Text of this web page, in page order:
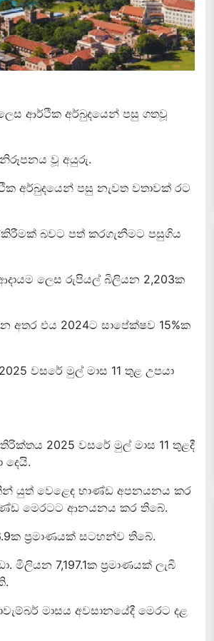
ආර්ථික අර්බුදයෙන් පසු ගතවූ
නිරූපනය වූ අයුරු.
අර්බුදයෙන් පසු නැවත වතාවක් රට
බවට පත් කරගැනීමට පසුගිය
ලෙස රුපියල් බිලියන 2,203ක
එය 2024ට සාපේක්ෂව 15%ක
වසරේ මුල් මාස 11 තුළ උපයා
2025 වසරේ මුල් මාස 11 තුළදී
දෙයි.
යුත් වෙළෙඳ භාණ්ඩ අපනයනය කර
මෙරටට ආනයනය කර තිබේ.
ප්‍රමාණයක් සටහන්ව තිබේ.
7,197.1ක ප්‍රමාණයක් ලැබී
මාසය අවසානයේදී මෙරට දළ